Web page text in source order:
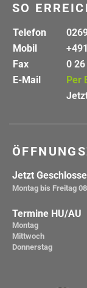
SO
Telefon
Mobil
Fax
0
E-Mail
Per
Jetzt
Montag bis Freitag
Termine HU/AU
Montag
Mittwoch
Donnerstag